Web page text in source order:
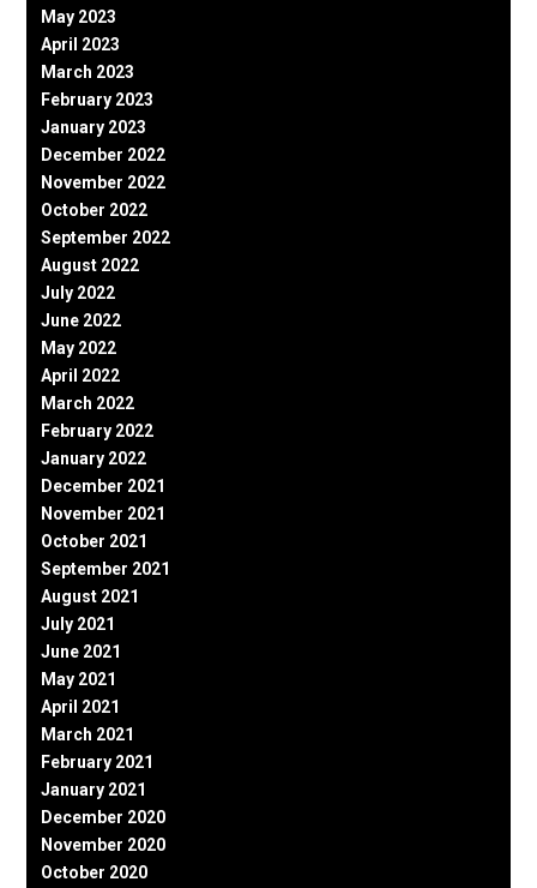
May 2023
April 2023
March 2023
February 2023
January 2023
December 2022
November 2022
October 2022
September 2022
August 2022
July 2022
June 2022
May 2022
April 2022
March 2022
February 2022
January 2022
December 2021
November 2021
October 2021
September 2021
August 2021
July 2021
June 2021
May 2021
April 2021
March 2021
February 2021
January 2021
December 2020
November 2020
October 2020